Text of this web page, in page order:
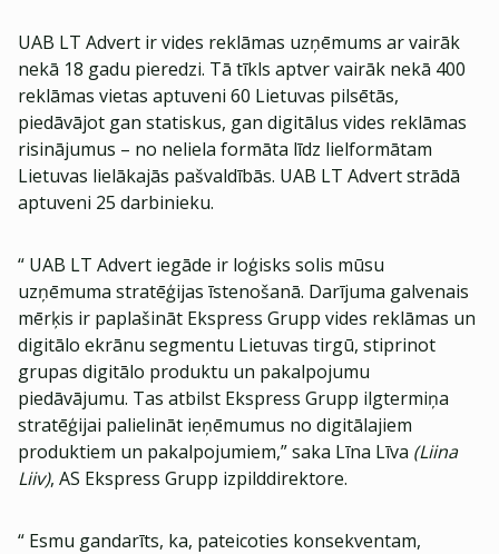
UAB LT Advert ir vides reklāmas uzņēmums ar vairāk
nekā 18 gadu pieredzi. Tā tīkls aptver vairāk nekā 400
reklāmas vietas aptuveni 60 Lietuvas pilsētās,
piedāvājot gan statiskus, gan digitālus vides reklāmas
risinājumus – no neliela formāta līdz lielformātam
Lietuvas lielākajās pašvaldībās. UAB LT Advert strādā
aptuveni 25 darbinieku.
“ UAB LT Advert iegāde ir loģisks solis mūsu
uzņēmuma stratēģijas īstenošanā. Darījuma galvenais
mērķis ir paplašināt Ekspress Grupp vides reklāmas un
digitālo ekrānu segmentu Lietuvas tirgū, stiprinot
grupas digitālo produktu un pakalpojumu
piedāvājumu. Tas atbilst Ekspress Grupp ilgtermiņa
stratēģijai palielināt ieņēmumus no digitālajiem
produktiem un pakalpojumiem,” saka Līna Līva (Liina
Liiv), AS Ekspress Grupp izpilddirektore.
“ Esmu gandarīts, ka, pateicoties konsekventam,